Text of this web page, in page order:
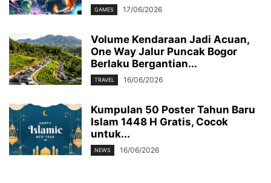
GAMES 17/06/2026
Volume Kendaraan Jadi Acuan,
One Way Jalur Puncak Bogor
Berlaku Bergantian...
TRAVEL 16/06/2026
Kumpulan 50 Poster Tahun Baru
Islam 1448 H Gratis, Cocok
untuk...
NEWS 16/06/2026